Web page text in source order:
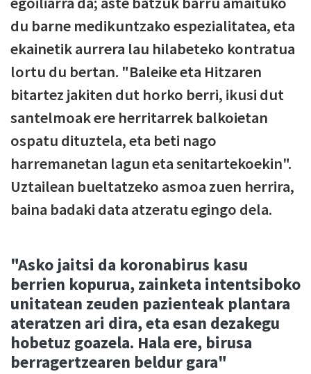
du barne medikuntzako espezialitatea, eta
ekainetik aurrera lau hilabeteko kontratua
lortu du bertan. "Baleike eta Hitzaren
bitartez jakiten dut horko berri, ikusi dut
santelmoak ere herritarrek balkoietan
ospatu dituztela, eta beti nago
harremanetan lagun eta senitartekoekin".
Uztailean bueltatzeko asmoa zuen herrira,
baina badaki data atzeratu egingo dela.
"Asko jaitsi da koronabirus kasu
berrien kopurua, zainketa intentsiboko
unitatean zeuden pazienteak plantara
ateratzen ari dira, eta esan dezakegu
hobetuz goazela. Hala ere, birusa
berragertzearen beldur gara"